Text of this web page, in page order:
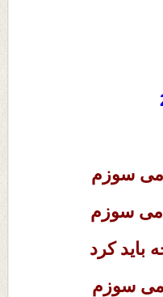
می سوزم
می سوزم
کرد
می سوزم